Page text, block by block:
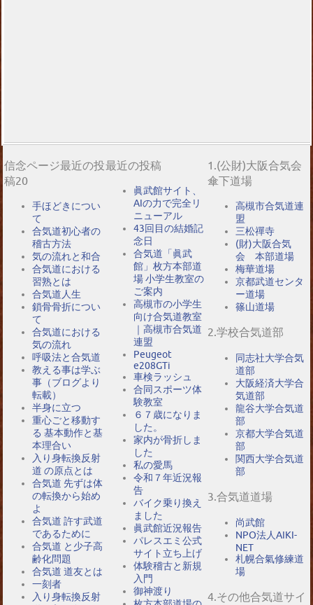
信念ページ最近の投
稿20
手ほどきについ
て
合気道初心者の
稽古方法
気の流れと和合
合気道における
習熟とは
合気道人生
鎖骨骨折につい
て
合気道における
気の流れ
呼吸法と合気道
教える事は学ぶ
事（ブログより
転載）
半身に立つ
重心ごと移動す
る 基本動作と基
本理合い
入り身転換反射
道 の原点とは
合気道 先ずは体
の転換から始め
よ
合気道 許す武道
であるために
合気道 と少子高
齢化問題
合気道 道友とは
一刻者
入り身転換反射
最近の投稿
眞武館サイト、
AIの力で完全リ
ニューアル
43回目の結婚記
念日
合気道「眞武
館」枚方本部道
場 小学生教室の
ご案内
高槻市の小学生
向け合気道教室
｜高槻市合気道
連盟
Peugeot
e208GTi
車検ラッシュ
合同スポーツ体
験教室
６７歳になりま
した。
家内が骨折しま
した
私の愛馬
令和７年近況報
告
バイク乗り換え
ました
眞武館近況報告
パレスエミ公式
サイト立ち上げ
体験稽古と新規
入門
御神渡り
1.(公財)大阪合気会
傘下道場
高槻市合気道連
盟
三松禪寺
(財)大阪合気
会 本部道場
梅華道場
京都武道センタ
ー道場
篠山道場
2.学校合気道部
同志社大学合気
道部
大阪経済大学合
気道部
龍谷大学合気道
部
京都大学合気道
部
関西大学合気道
部
3.合気道道場
尚武館
NPO法人AIKI-
NET
札幌合氣修練道
場
4.その他合気道サイ